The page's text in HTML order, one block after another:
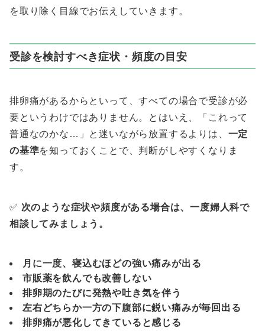
を取り除く目線でお伝えしていきます。
受診を検討すべき症状・頻度の目安
排卵痛があるからといって、すべての場合で受診が必
要というわけではありません。とはいえ、「これって
普通なのかな…」と迷いながら放置するよりは、 一定
の基準を知っておくことで、判断がしやすくなりま
す。
✅ 次のような症状や頻度がある場合は、一度婦人科で
相談してみましょう。
月に一度、寝込むほどの強い痛みが出る
市販薬を飲んでも改善しない
排卵期のたびに発熱や吐き気を伴う
左右どちらか一方の下腹部に鋭い痛みが毎回出る
排卵痛が悪化してきていると感じる